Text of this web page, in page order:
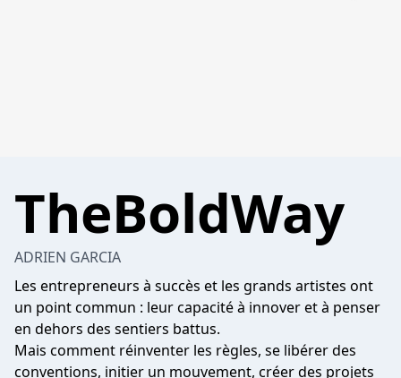
TheBoldWay
ADRIEN GARCIA
Les entrepreneurs à succès et les grands artistes ont
un point commun : leur capacité à innover et à penser
en dehors des sentiers battus.
Mais comment réinventer les règles, se libérer des
conventions, initier un mouvement, créer des projets